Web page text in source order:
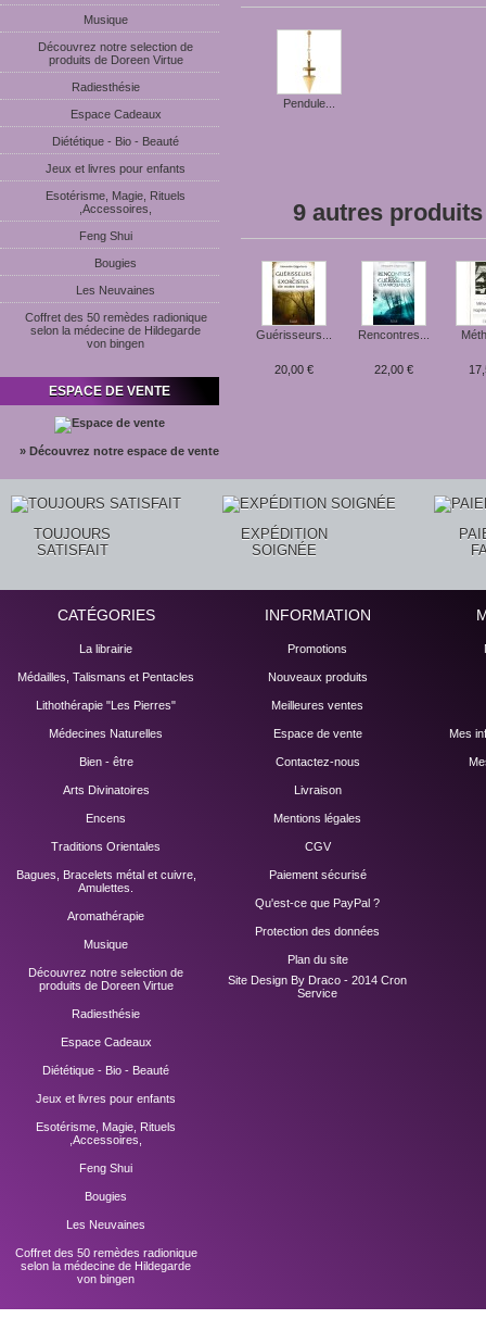
Musique
Découvrez notre selection de
produits de Doreen Virtue
Radiesthésie
Espace Cadeaux
Diététique - Bio - Beauté
Jeux et livres pour enfants
Esotérisme, Magie, Rituels
,Accessoires,
Feng Shui
Bougies
Les Neuvaines
Coffret des 50 remèdes radionique
selon la médecine de Hildegarde
von bingen
ESPACE DE VENTE
» Découvrez notre espace de vente
Pendule...
9 autres
Guérisseurs...
20,00 €
Rencontres...
22,00 €
TOUJOURS
SATISFAIT
EXPÉDITION
SOIGNÉE
CATÉGORIES
La librairie
Médailles, Talismans et Pentacles
Lithothérapie "Les Pierres"
Médecines Naturelles
Bien - être
Arts Divinatoires
Encens
Traditions Orientales
Bagues, Bracelets métal et cuivre,
Amulettes.
Aromathérapie
Musique
Découvrez notre selection de
produits de Doreen Virtue
Radiesthésie
Espace Cadeaux
Diététique - Bio - Beauté
Jeux et livres pour enfants
Esotérisme, Magie, Rituels
,Accessoires,
Feng Shui
Bougies
Les Neuvaines
Coffret des 50 remèdes radionique
selon la médecine de Hildegarde
von bingen
INFORMATION
Promotions
Nouveaux produits
Meilleures ventes
Espace de vente
Contactez-nous
Livraison
Mentions légales
CGV
Paiement sécurisé
Qu'est-ce que PayPal ?
Protection des données
Plan du site
Site Design By Draco - 2014 Cron
Service
Mes